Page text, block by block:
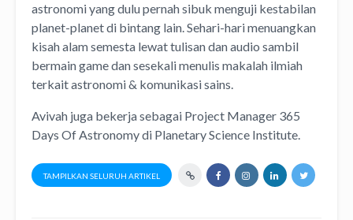
astronomiyang dulu pernah sibuk menguji kestabilan
planet-planet di bintang lain. Sehari-hari menuangkan
kisah alam semesta lewattulisandanaudio sambil
bermain game dan sesekali menulis makalah ilmiah
terkait astronomi & komunikasi sains.
Avivah juga bekerja sebagai Project Manager 365
Days Of Astronomydi Planetary Science Institute.
TAMPILKAN SELURUH ARTIKEL